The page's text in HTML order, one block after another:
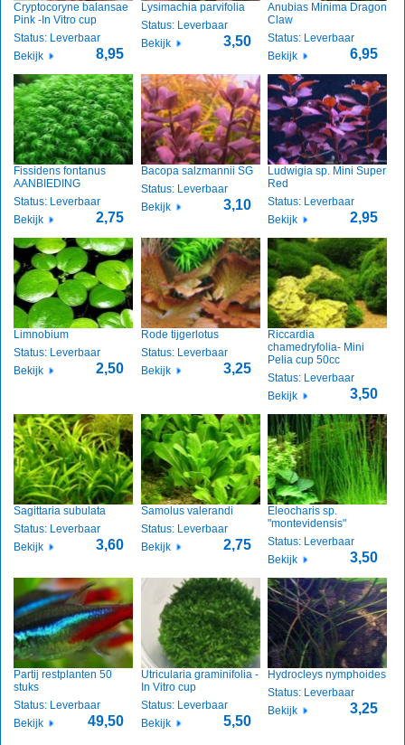
Cryptocoryne balansae
Pink -In Vitro cup
8,95
Status: Leverbaar
Bekijk
Lysimachia parvifolia
3,50
Status: Leverbaar
Bekijk
Anubias Minima Dragon
Claw
6,95
Status: Leverbaar
Bekijk
Fissidens fontanus
AANBIEDING
2,75
Status: Leverbaar
Bekijk
Bacopa salzmannii SG
3,10
Status: Leverbaar
Bekijk
Ludwigia sp. Mini Super
Red
2,95
Status: Leverbaar
Bekijk
Limnobium
2,50
Status: Leverbaar
Bekijk
Rode tijgerlotus
3,25
Status: Leverbaar
Bekijk
Riccardia
chamedryfolia- Mini
Pelia cup 50cc
3,50
Status: Leverbaar
Bekijk
Sagittaria subulata
3,60
Status: Leverbaar
Bekijk
Samolus valerandi
2,75
Status: Leverbaar
Bekijk
Eleocharis sp.
"montevidensis"
3,50
Status: Leverbaar
Bekijk
Partij restplanten 50
stuks
49,50
Status: Leverbaar
Bekijk
Utricularia graminifolia -
In Vitro cup
5,50
Status: Leverbaar
Bekijk
Hydrocleys nymphoides
3,25
Status: Leverbaar
Bekijk